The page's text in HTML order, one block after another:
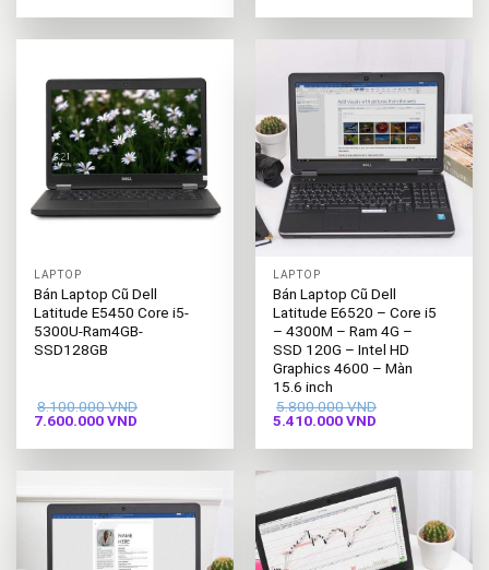
là:
tại
8.200.000 VND.
là:
tại
10.886.000
LAPTOP
Bán Laptop Cũ Dell
Latitude E5450 Core i5-
5300U-Ram4GB-
SSD128GB
8.100.000VND
Giá
là:
7.600.000VND
tại
7.600.000 VND.
LAPTOP
Bán Laptop Cũ Dell
Latitude E6520 – Core i5
– 4300M – Ram 4G –
SSD 120G – Intel HD
Graphics 4600 – Màn
15.6 inch
5.800.000VND
Giá
là:
5.410.000VND
tại
5.410.000 VND.